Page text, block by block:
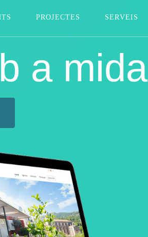
PROJECTES SERVEIS
a mida